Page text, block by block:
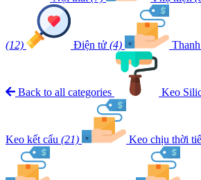
(12) Điện tử (4)
Back to all categories Keo
Keo kết cấu (21) Keo chịu thời